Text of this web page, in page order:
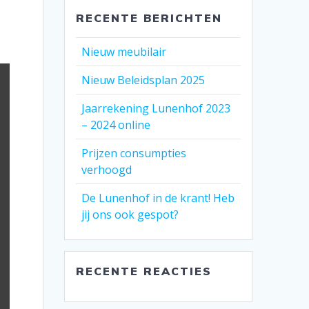
RECENTE BERICHTEN
Nieuw meubilair
Nieuw Beleidsplan 2025
Jaarrekening Lunenhof 2023
– 2024 online
Prijzen consumpties
verhoogd
De Lunenhof in de krant! Heb
jij ons ook gespot?
RECENTE REACTIES